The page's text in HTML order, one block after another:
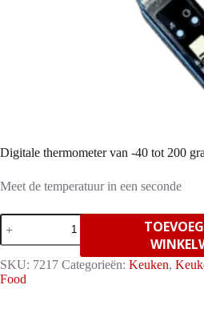
Digitale thermometer van -40 tot 200
Meet de temperatuur in een seconde
Digitale
thermometer
van
-40
tot
200
SKU: 7217 Categorieën: Keuken,
Food